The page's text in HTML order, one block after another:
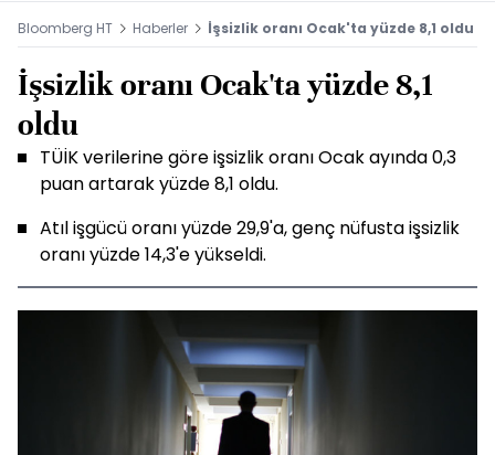
Bloomberg HT Haberler İşsizlik oranı Ocak'ta yüzde 8,1 oldu
İşsizlik oranı Ocak'ta yüzde 8,1
oldu
TÜİK verilerine göre işsizlik oranı Ocak ayında 0,3
puan artarak yüzde 8,1 oldu.
Atıl işgücü oranı yüzde 29,9'a, genç nüfusta işsizlik
oranı yüzde 14,3'e yükseldi.